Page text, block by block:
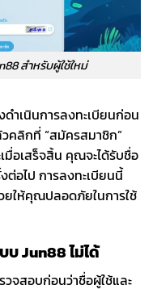
สำหรับผู้ใช้ใหม่
ำเนินการลงทะเบียนก่อน
วคลิกที่ “สมัครสมาชิก”
อเสร็จสิ้น คุณจะได้รับชื่อ
ต่อไป การลงทะเบียนนี้
ยให้คุณปลอดภัยในการใช้
บ Jun88 ไม่ได้
จสอบก่อนว่าชื่อผู้ใช้และ